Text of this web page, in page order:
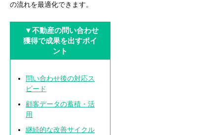
の流れを最適化できます。
▼不動産の問い合わせ
獲得で成果を出すポイ
ント
問い合わせ後の対応ス
ピード
顧客データの蓄積・活
用
継続的な改善サイクル